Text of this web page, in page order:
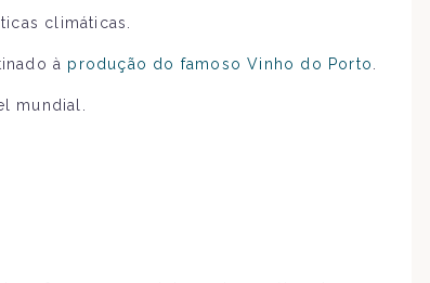
climáticas.
à produção do famoso Vinho do Porto
mundial.